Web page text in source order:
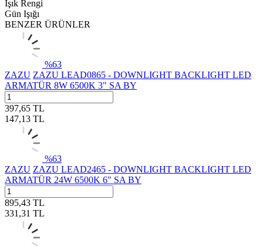
Işık Rengi
Gün Işığı
BENZER ÜRÜNLER
%63
ZAZU ZAZU LEAD0865 - DOWNLIGHT BACKLIGHT LED
ARMATÜR 8W 6500K 3" SA BY
397,65 TL
147,13 TL
%63
ZAZU ZAZU LEAD2465 - DOWNLIGHT BACKLIGHT LED
ARMATÜR 24W 6500K 6" SA BY
895,43 TL
331,31 TL